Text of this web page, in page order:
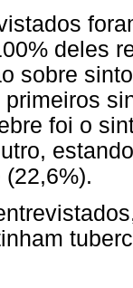
deles
sobre
foi o